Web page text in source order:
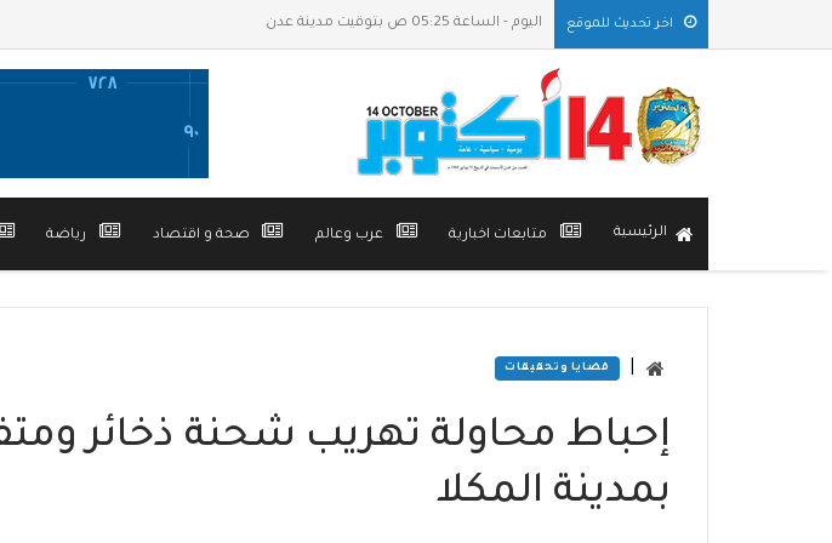
اخر تحديث للموقع اليوم - الساعة 05:25 ص بتوقيت مدينة عدن
الرئيسية متابعات اخبارية عرب وعالم صحة و اقتصاد رياضة
قضايا وتحقيقات
إحباط محاولة تهريب شحنة ذخائر
بمدينة المكلا